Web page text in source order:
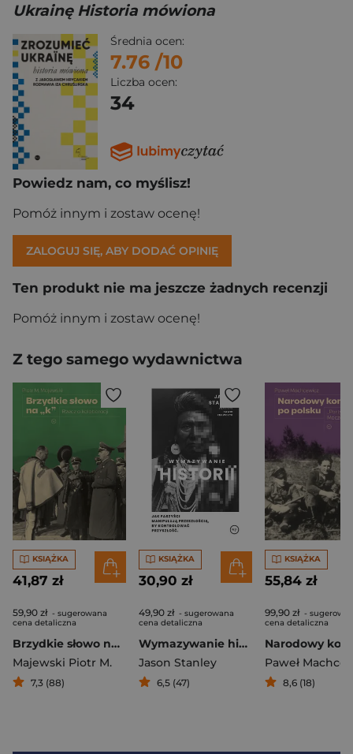
Ukrainę Historia mówiona
Średnia ocen:
7.76 /10
Liczba ocen:
34
Powiedz nam, co myślisz!
Pomóż innym i zostaw ocenę!
ZALOGUJ SIĘ, ABY DODAĆ OPINIĘ
Ten produkt nie ma jeszcze żadnych recenzji
Pomóż innym i zostaw ocenę!
Z tego samego wydawnictwa
KSIĄŻKA
41,87 zł
59,90 zł - sugerowana
cena detaliczna
Brzydkie słowo na „k”. Rzecz o kolaboracji
Majewski Piotr M.
7,3 (88)
KSIĄŻKA
30,90 zł
49,90 zł - sugerowana
cena detaliczna
Wymazywanie historii Jak faszyści manipulują przeszłością, by kontrolować przyszłość
Jason Stanley
6,5 (47)
KSIĄŻKA
55,84 zł
99,90 zł -
cena detaliczna
Paweł
8,6 (18)